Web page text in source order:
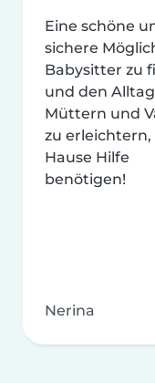
Eine schöne
sichere
Babysitter zu
und den
Müttern und
zu erleichtern,
Hause Hilfe
benötigen!
Nerina